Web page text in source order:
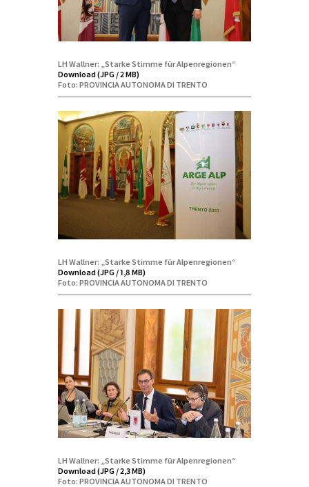
LH Wallner: „Starke Stimme für Alpenregionen“
Download (JPG / 2 MB)
Foto: PROVINCIA AUTONOMA DI TRENTO
LH Wallner: „Starke Stimme für Alpenregionen“
Download (JPG / 1,8 MB)
Foto: PROVINCIA AUTONOMA DI TRENTO
LH Wallner: „Starke Stimme für Alpenregionen“
Download (JPG / 2,3 MB)
Foto: PROVINCIA AUTONOMA DI TRENTO